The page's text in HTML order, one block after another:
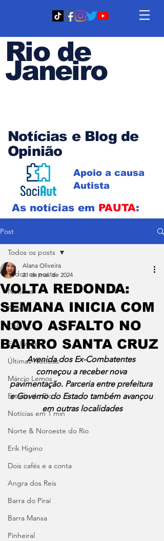
Rio de
Janeiro
Notícias e Blog de
Opinião
Apoio a causa
Autista
As notícias em PAUTA:
Post
Todos os posts
Notícias
Política
Coluna
Em Pauta
Últimas Notícias
Márcio Lemos
Estado do Rio
Notícias em 1 min
Norte & Noroeste do Rio
Erik Higino
Dois cafés e a conta
Angra dos Reis
Barra do Piraí
Barra Mansa
Pinheiral
Todos os posts
VOLTA REDONDA:
SEMANA INICIA COM
NOVO ASFALTO NO
BAIRRO SANTA CRUZ
Alana Oliveira
21 de mai. de 2024
Avenida dos Ex-Combatentes
começou a receber nova
pavimentação. Parceria entre prefeitura
e Governo do Estado também avançou
em outras localidades